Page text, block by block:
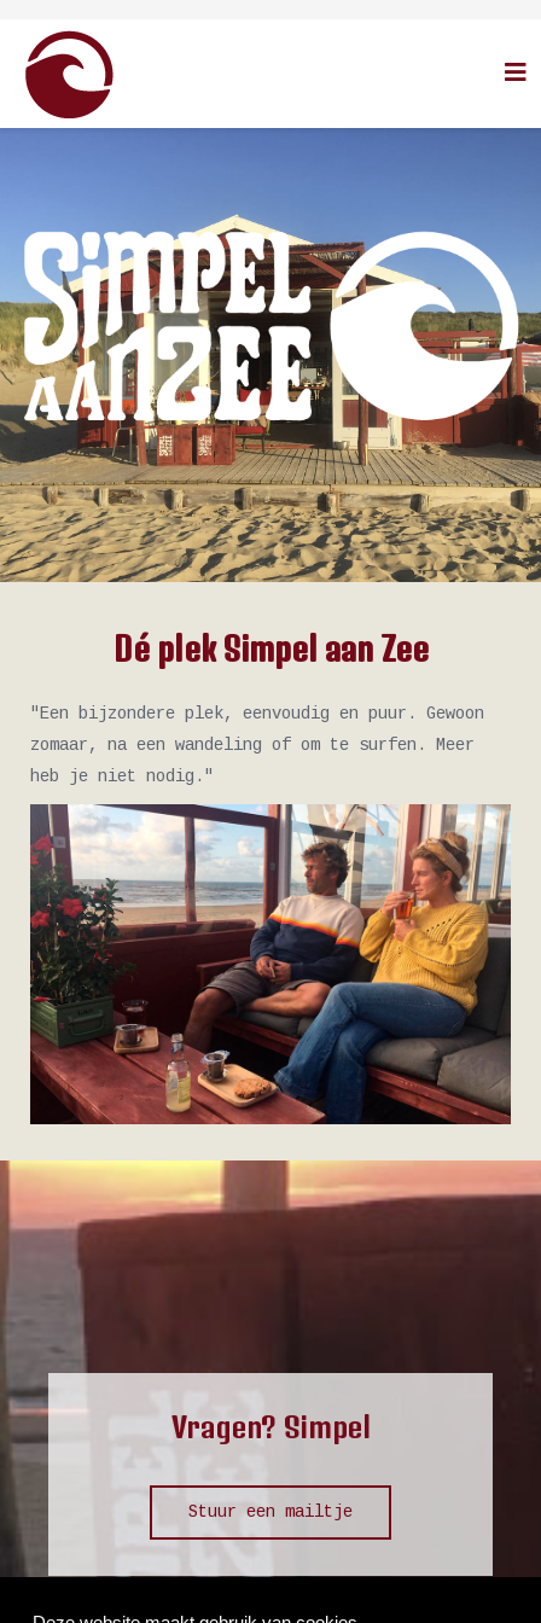
Dé plek Simpel aan Zee
"Een bijzondere plek, eenvoudig en puur. Gewoon
zomaar, na een wandeling of om te surfen. Meer
heb je niet nodig."
Vragen? Simpel
Stuur een mailtje